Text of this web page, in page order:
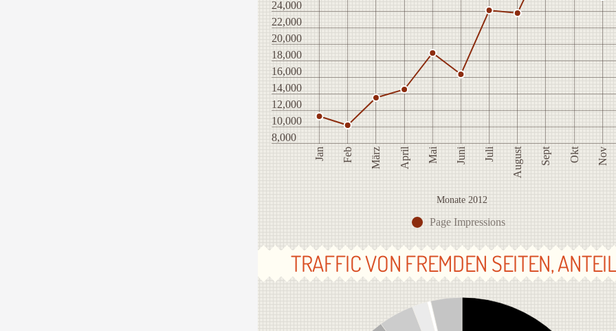
8,000
10,000
12,000
14,000
16,000
18,000
20,000
22,000
24,000
Jan Feb März April Mai Juni Juli August Sept Okt Nov
Monate 2012
Page Impressions
TRAFFIC VON FREMDEN SEITEN,